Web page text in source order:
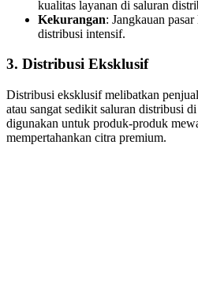
kualitas layanan di saluran
Kekurangan: Jangkauan
distribusi intensif.
3. Distribusi Eksklusif
Distribusi eksklusif melibatkan
atau sangat sedikit saluran distribusi
digunakan untuk produk-produk
mempertahankan citra premium.